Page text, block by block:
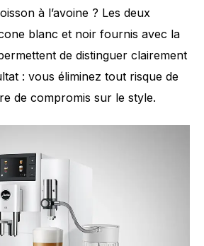
à l’avoine ? Les deux
blanc et noir fournis avec la
de distinguer clairement
: vous éliminez tout risque de
de compromis sur le style.